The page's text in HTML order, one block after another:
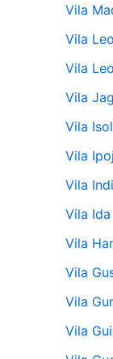
Vila
Vila
Vila
Vila
Vila
Vila
Vila
Vila
Vila
Vila
Vila
Vila